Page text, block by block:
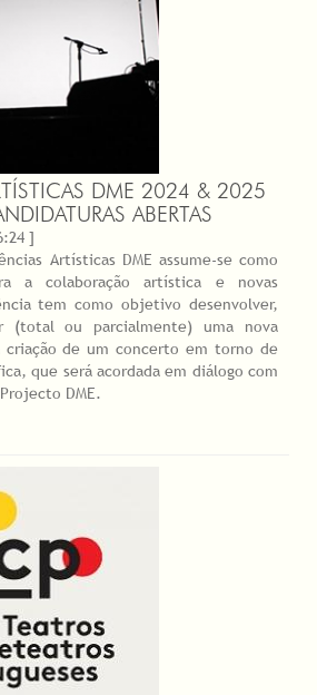
DME 2024 & 2025
ABERTAS
]
Artísticas DME assume-se como
a colaboração artística e novas
tem como objetivo desenvolver,
(total ou parcialmente) uma nova
criação de um concerto em torno de
que será acordada em diálogo com
DME.